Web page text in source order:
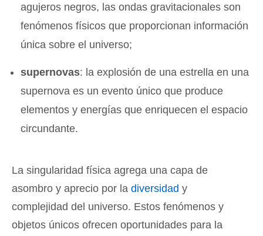
agujeros negros, las ondas gravitacionales son
fenómenos físicos que proporcionan información
única sobre el universo;
supernovas: la explosión de una estrella en una
supernova es un evento único que produce
elementos y energías que enriquecen el espacio
circundante.
La singularidad física agrega una capa de
asombro y aprecio por la diversidad y
complejidad del universo. Estos fenómenos y
objetos únicos ofrecen oportunidades para la